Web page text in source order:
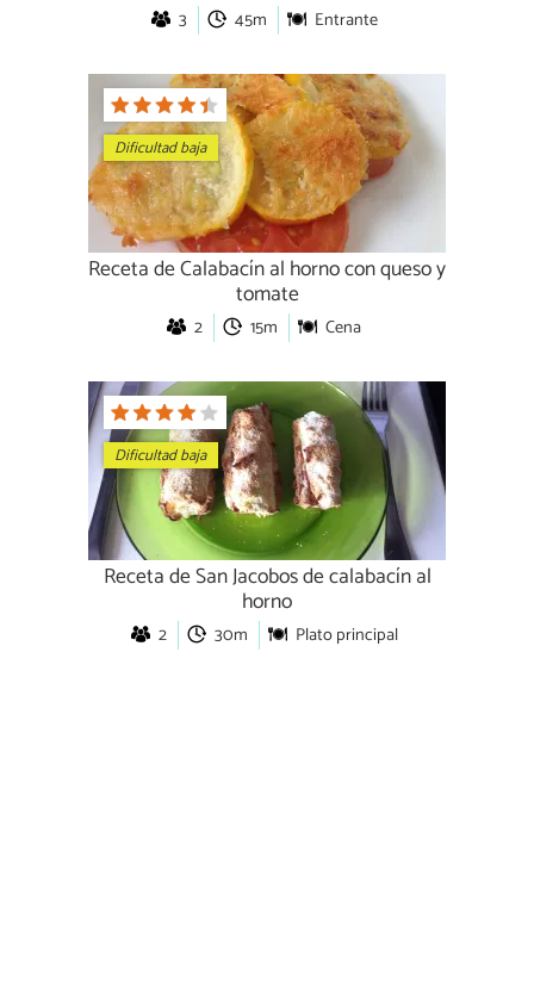
3 45m Entrante
Dificultad baja
Receta de Calabacín al horno con queso y
tomate
2 15m Cena
Dificultad baja
Receta de San Jacobos de calabacín al
horno
2 30m Plato principal